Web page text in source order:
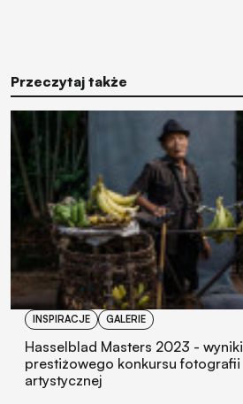
Przeczytaj także
INSPIRACJE GALERIE
Hasselblad Masters 2023 - wyniki
prestiżowego konkursu fotografii
artystycznej